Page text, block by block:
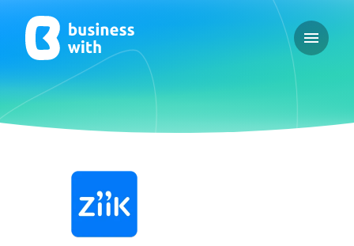
Open